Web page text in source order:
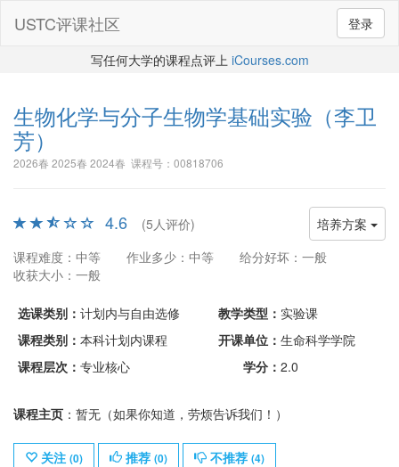
登录
USTC评课社区
写任何大学的课程点评上 iCourses.com
生物化学与分子生物学基础实验 （李卫
芳）
2026春 2025春 2024春 课程号：00818706
培养方案
4.6
(5人评价)
课程难度：中等
作业多少：中等
给分好坏：一般
收获大小：一般
选课类别： 计划内与自由选修 教学类型： 实验课
课程类别： 本科计划内课程 开课单位： 生命科学学院
课程层次： 专业核心 学分： 2.0
课程主页 ：暂无（如果你知道，劳烦告诉我们！）
关注 (0) 推荐 (0) 不推荐 (4)